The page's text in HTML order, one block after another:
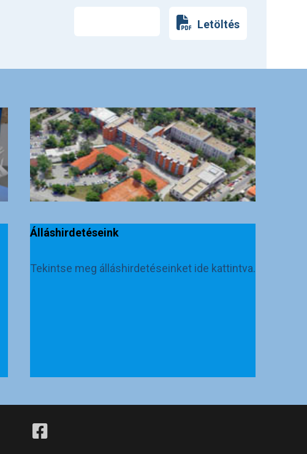
Letöltés
Álláshirdetéseink
Tekintse meg álláshirdetéseinket ide kattintva.